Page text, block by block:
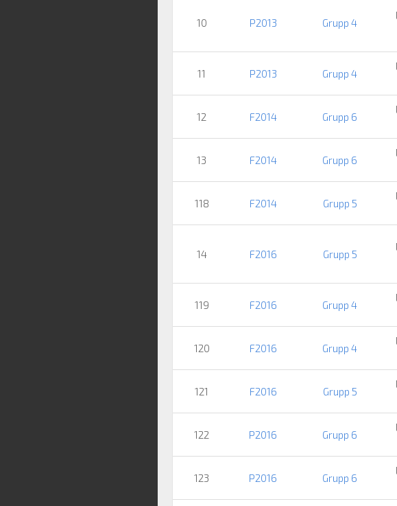
10 P2013 Grupp 4
11 P2013 Grupp 4
12 F2014 Grupp 6
13 F2014 Grupp 6
118 F2014 Grupp 5
14 F2016 Grupp 5
119 F2016 Grupp 4
120 F2016 Grupp 4
121 F2016 Grupp 5
122 P2016 Grupp 6
123 P2016 Grupp 6